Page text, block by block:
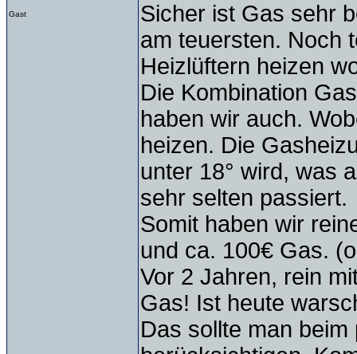
Gast
Sicher ist Gas sehr
am teuersten. Noch
Heizlüftern heizen
Die Kombination
haben wir auch.
heizen. Die
unter 18° wird, was
sehr selten passiert.
Somit haben wir
und ca. 100€ Gas.
Vor 2 Jahren, rein
Gas! Ist heute
Das sollte man